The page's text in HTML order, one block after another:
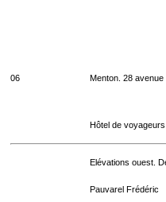
06 Menton. 28
Hôtel de
Elévations ouest.
Pauvarel Frédéric